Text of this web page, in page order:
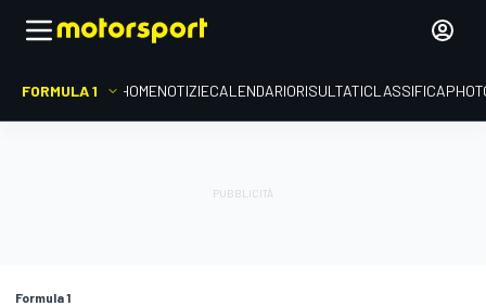
FORMULA 1 HOMENOTIZIECALENDARIORISULTATICLASSIFICA
Formula 1